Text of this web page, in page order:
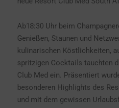
Ab18:30 Uhr beim
Genießen, Staunen und
kulinarischen Köstlichkeiten,
spritzigen Cocktails tauchten
Club Med ein. Präsentiert
besonderen Highlights des
und mit dem gewissen